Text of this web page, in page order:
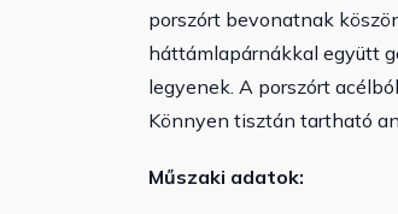
porszórt bevonatnak
háttámlapárnákkal együtt
legyenek. A porszórt
Könnyen tisztán tartható
Műszaki adatok: